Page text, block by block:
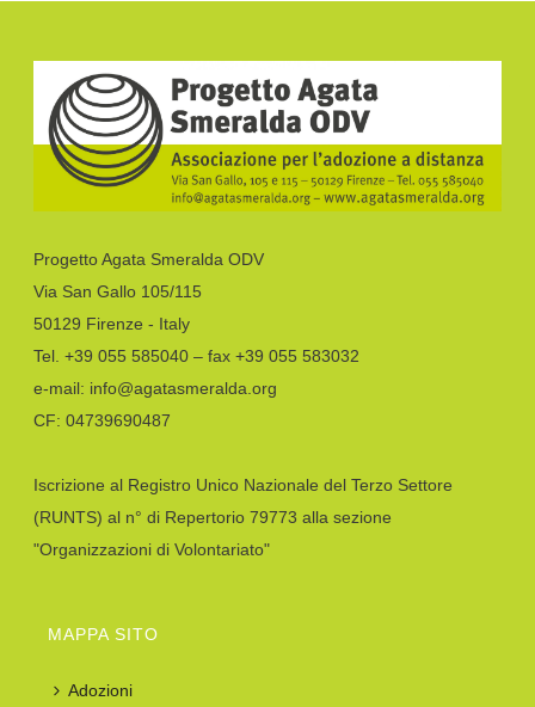
Progetto Agata Smeralda ODV
Via San Gallo 105/115
50129 Firenze - Italy
Tel. +39 055 585040 – fax +39 055 583032
e-mail: info@agatasmeralda.org
CF: 04739690487
Iscrizione al Registro Unico Nazionale del Terzo Settore
(RUNTS) al n° di Repertorio 79773 alla sezione
"Organizzazioni di Volontariato"
MAPPA SITO
Adozioni